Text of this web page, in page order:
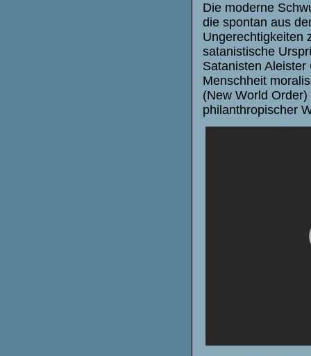
Die moderne
die spontan aus
Ungerechtigkeiten
satanistische
Satanisten
Menschheit
(New World
philanthropischer